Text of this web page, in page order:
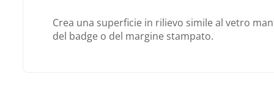
Crea una superficie in rilievo simile al vetro
del badge o del margine stampato.